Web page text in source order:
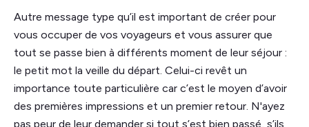
Autre message type qu’il est important de créer pour
vous occuper de vos voyageurs et vous assurer que
tout se passe bien à différents moment de leur séjour :
le petit mot la veille du départ. Celui-ci revêt un
importance toute particulière car c’est le moyen d’avoir
des premières impressions et un premier retour. N'ayez
pas peur de leur demander si tout s’est bien passé, s’ils